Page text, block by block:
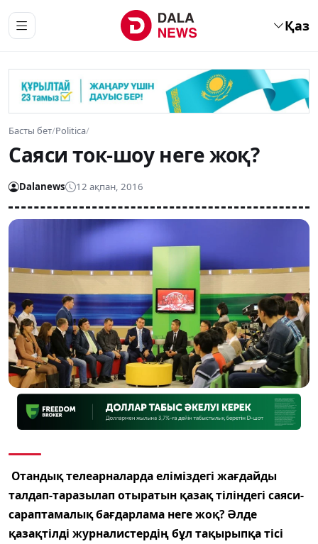
Қаз
Басты бет/Politica/
Саяси ток-шоу неге жоқ?
Dalanews 12 ақпан, 2016
Отандық телеарналарда еліміздегі жағдайды
талдап-таразылап отыратын қазақ тіліндегі саяси-
сараптамалық бағдарлама неге жоқ? Әлде
қазақтілді журналистердің бұл тақырыпқа тісі